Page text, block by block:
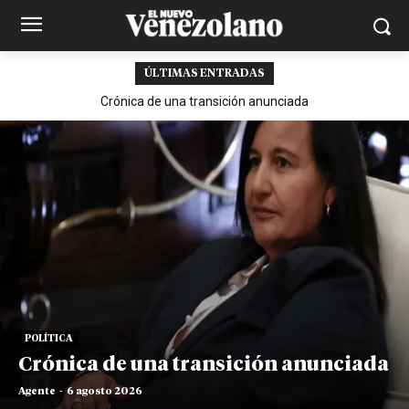
ÚLTIMAS ENTRADAS
Crónica de una transición anunciada
POLÍTICA
Crónica de una transición anunciada
Agente - 6 agosto 2026